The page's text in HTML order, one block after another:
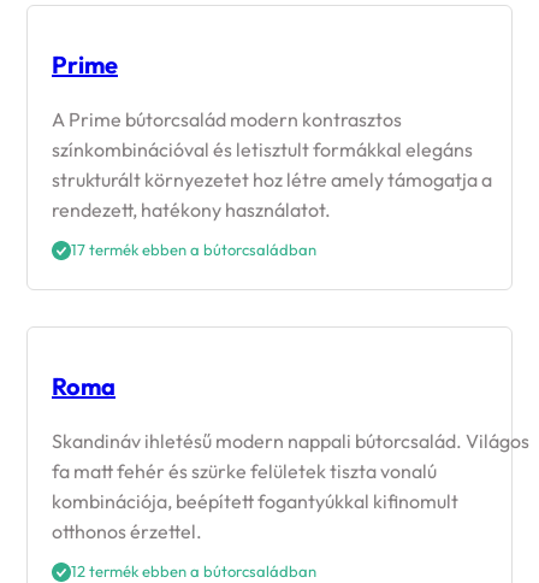
Prime
A Prime bútorcsalád modern kontrasztos
színkombinációval és letisztult formákkal elegáns
strukturált környezetet hoz létre amely támogatja a
rendezett, hatékony használatot.
17 termék ebben a bútorcsaládban
Roma
Skandináv ihletésű modern nappali bútorcsalád. Világos
fa matt fehér és szürke felületek tiszta vonalú
kombinációja, beépített fogantyúkkal kifinomult
otthonos érzettel.
12 termék ebben a bútorcsaládban